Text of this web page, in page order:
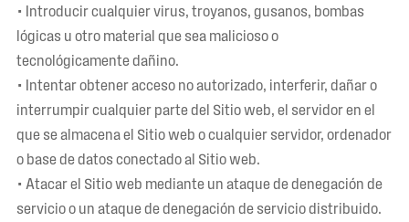
• Introducir cualquier virus, troyanos, gusanos, bombas
lógicas u otro material que sea malicioso o
tecnológicamente dañino.
• Intentar obtener acceso no autorizado, interferir, dañar o
interrumpir cualquier parte del Sitio web, el servidor en el
que se almacena el Sitio web o cualquier servidor, ordenador
o base de datos conectado al Sitio web.
• Atacar el Sitio web mediante un ataque de denegación de
servicio o un ataque de denegación de servicio distribuido.